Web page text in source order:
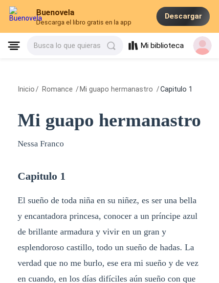
Buenovela
Descarga el libro gratis en la app
Descargar
Busca lo que quieras Mi biblioteca
Inicio / Romance / Mi guapo hermanastro /Capitulo 1
Mi guapo hermanastro
Nessa Franco
Capitulo 1
El sueño de toda niña en su niñez, es ser una bella
y encantadora princesa, conocer a un príncipe azul
de brillante armadura y vivir en un gran y
esplendoroso castillo, todo un sueño de hadas. La
verdad que no me burlo, ese era mi sueño y de vez
en cuando, en los días difíciles aún sueño con que